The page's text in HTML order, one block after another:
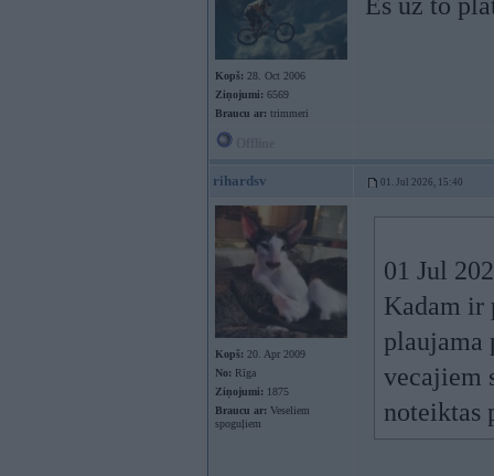
Kopš: 28. Oct 2006
Ziņojumi: 6569
Braucu ar: trimmeri
rihardsv 01. Jul 2026, 15:40
Kopš: 20. Apr 2009
No: Rīga
Ziņojumi: 1875
Braucu ar: Veseliem
spoguļiem
01 Jul
Kadam ir
plaujama
vecajiem
noteiktas